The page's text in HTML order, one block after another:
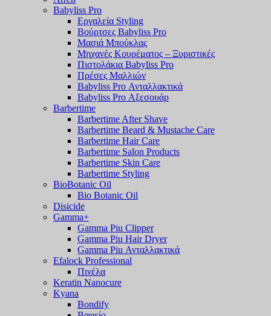
Babyliss Pro
Εργαλεία Styling
Βούρτσες Babyliss Pro
Μασιά Μπούκλας
Μηχανές Κουρέματος – Ξυριστικές
Πιστολάκια Babyliss Pro
Πρέσες Μαλλιών
Babyliss Pro Ανταλλακτικά
Babyliss Pro Αξεσουάρ
Barbertime
Barbertime After Shave
Barbertime Beard & Mustache Care
Barbertime Hair Care
Barbertime Salon Products
Barbertime Skin Care
Barbertime Styling
BioBotanic Oil
Bio Botanic Oil
Disicide
Gamma+
Gamma Piu Clipper
Gamma Piu Hair Dryer
Gamma Piu Ανταλλακτικά
Efalock Professional
Πινέλα
Keratin Nanocure
Kyana
Bondify